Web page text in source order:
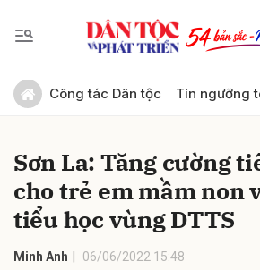
Công tác Dân tộc Tín ngưỡng
Sơn La: Tăng cường
cho trẻ em mầm non
tiểu học vùng DTTS
Minh Anh 06/06/2022 15:48
Gửi bình luận